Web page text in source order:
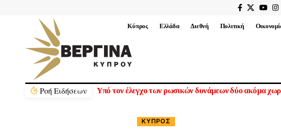
Κύπρος Ελλάδα Διεθνή Πολιτική
Ρoή Ειδήσεων Πέντε νεκροί σε Ουκρανία και Ρωσία έπειτα από
ΚΎΠΡΟΣ